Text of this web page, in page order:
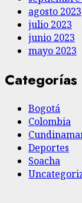
agosto 2023
julio 2023
junio 2023
mayo 2023
Categorías
Bogotá
Colombia
Deportes
Soacha